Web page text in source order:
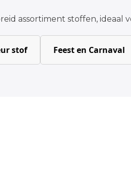
assortiment stoffen, ideaal
stof Feest en Carnaval